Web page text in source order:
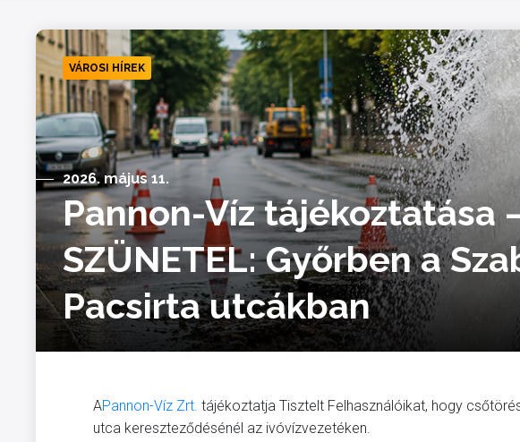
VÁROSI HÍREK
2026. május 11.
Pannon-Víz tájékoztatása
SZÜNETEL: Győrben a
Pacsirta utcákban
APannon-Víz Zrt. tájékoztatja Tisztelt Felhasználóikat, hogy
utca kereszteződésénél az ivóvízvezetéken.